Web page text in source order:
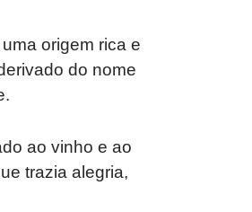
origem rica e
do nome
ao vinho e ao
trazia alegria,